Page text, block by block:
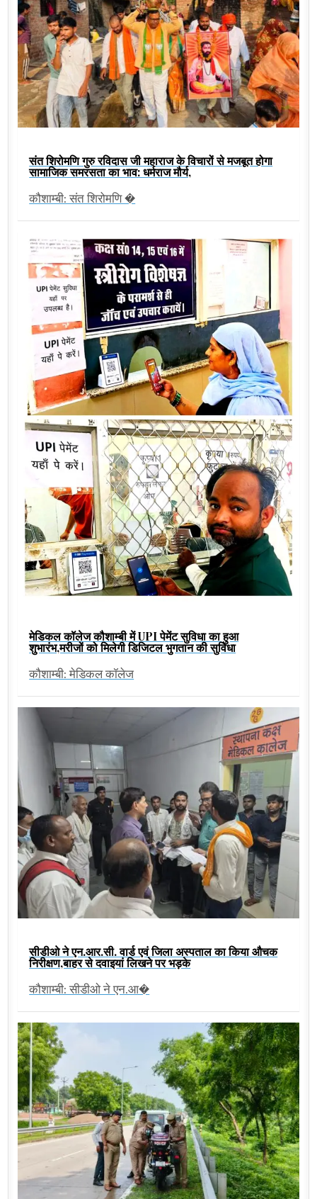
संत शिरोमणि गुरु रविदास जी महाराज के विचारों से मजबूत होगा
सामाजिक समरसता का भाव: धर्मराज मौर्य,
कौशाम्बी: संत शिरोमणि �
मेडिकल कॉलेज कौशाम्बी में UPI पेमेंट सुविधा का हुआ
शुभारंभ,मरीजों को मिलेगी डिजिटल भुगतान की सुविधा
कौशाम्बी: मेडिकल कॉलेज
सीडीओ ने एन.आर.सी. वार्ड एवं जिला अस्पताल का किया औचक
निरीक्षण,बाहर से दवाइयां लिखने पर भड़के
कौशाम्बी: सीडीओ ने एन.आ�